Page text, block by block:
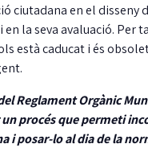
ciutadana en el disseny
la seva avaluació. Per
està caducat i és
Reglament Orgànic
procés que permeti
i posar-lo al dia de la